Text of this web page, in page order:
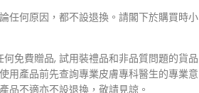
HKD $88.00
Mary & May
Mary&May Idebenone +
任何原因，都不設退換。請閣下於購買時小
免費贈品, 試用裝禮品和非品質問題的貨品
用產品前先查詢專業皮膚專科醫生的專業意
品不適亦不設退換，敬請見諒。